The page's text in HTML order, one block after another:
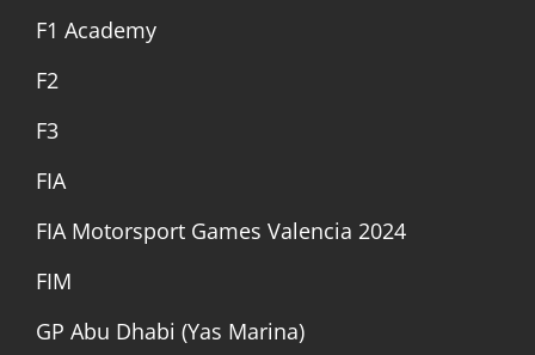
F1 Academy
F2
F3
FIA
FIA Motorsport Games Valencia 2024
FIM
GP Abu Dhabi (Yas Marina)